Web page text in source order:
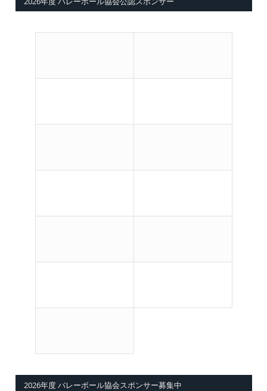
2026年度 バレーボール協会スポンサー募集中